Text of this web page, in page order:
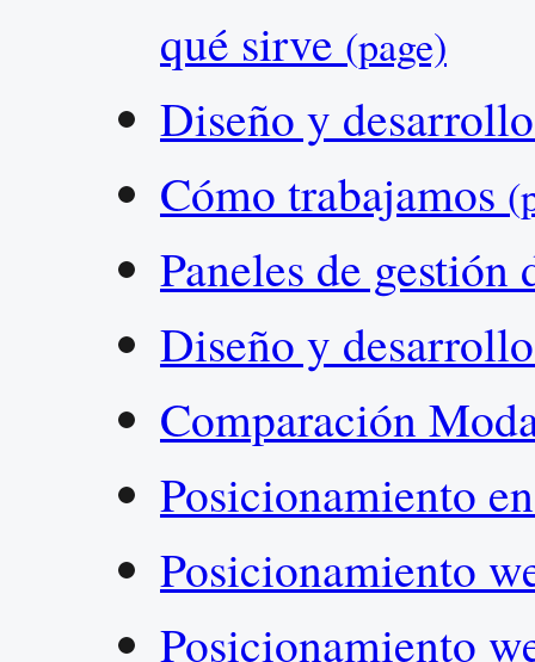
qué sirve (page)
Diseño y
Cómo trabajamos
Paneles de
Diseño y
Comparación
Posicionamiento
Posicionamiento
Posicionamiento